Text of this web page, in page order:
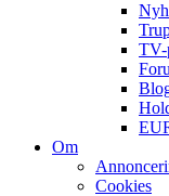
TV-
Om
Cookies